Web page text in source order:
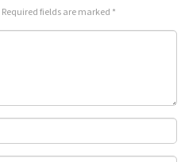
Required fields are marked *